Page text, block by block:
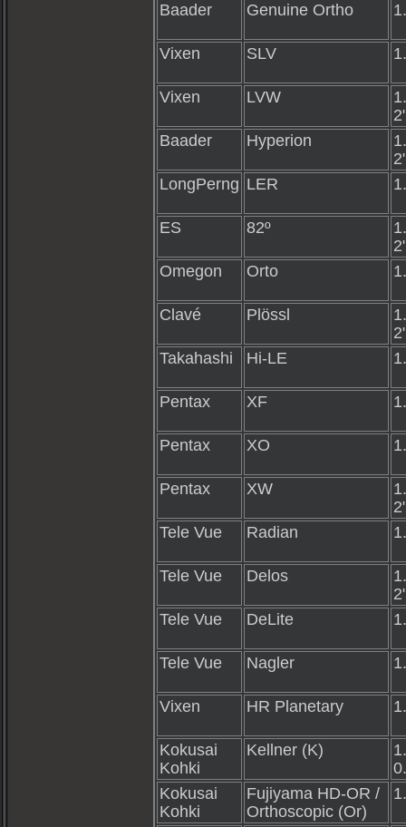
Baader Genuine Ortho
Vixen SLV
Vixen LVW
Baader
Hyperion
LongPerng LER
ES 82º
Omegon
Orto
Clavé Plössl
Takahashi
Hi-LE
Pentax XF
Pentax XO
Pentax XW
Tele Vue
Radian
Tele Vue Delos
Tele Vue
DeLite
Tele Vue Nagler
Vixen HR Planetary
Kokusai
Kohki
Kellner (K)
Kokusai
Kohki
Fujiyama HD-OR /
Orthoscopic (Or)